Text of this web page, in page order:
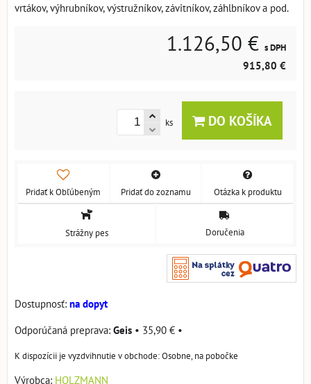
vrtákov, výhrubníkov, výstružníkov, závitníkov, záhlbníkov a pod.
1.126,50 € s DPH
915,80 €
ks DO KOŠÍKA
Pridať k Obľúbeným Pridať do zoznamu Otázka k produktu
Strážny pes Doručenia
Dostupnosť: na dopyt
Geis • 35,90 € •
Osobne, na pobočke
Výrobca: HOLZMANN